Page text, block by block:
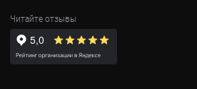
Читайте отзывы